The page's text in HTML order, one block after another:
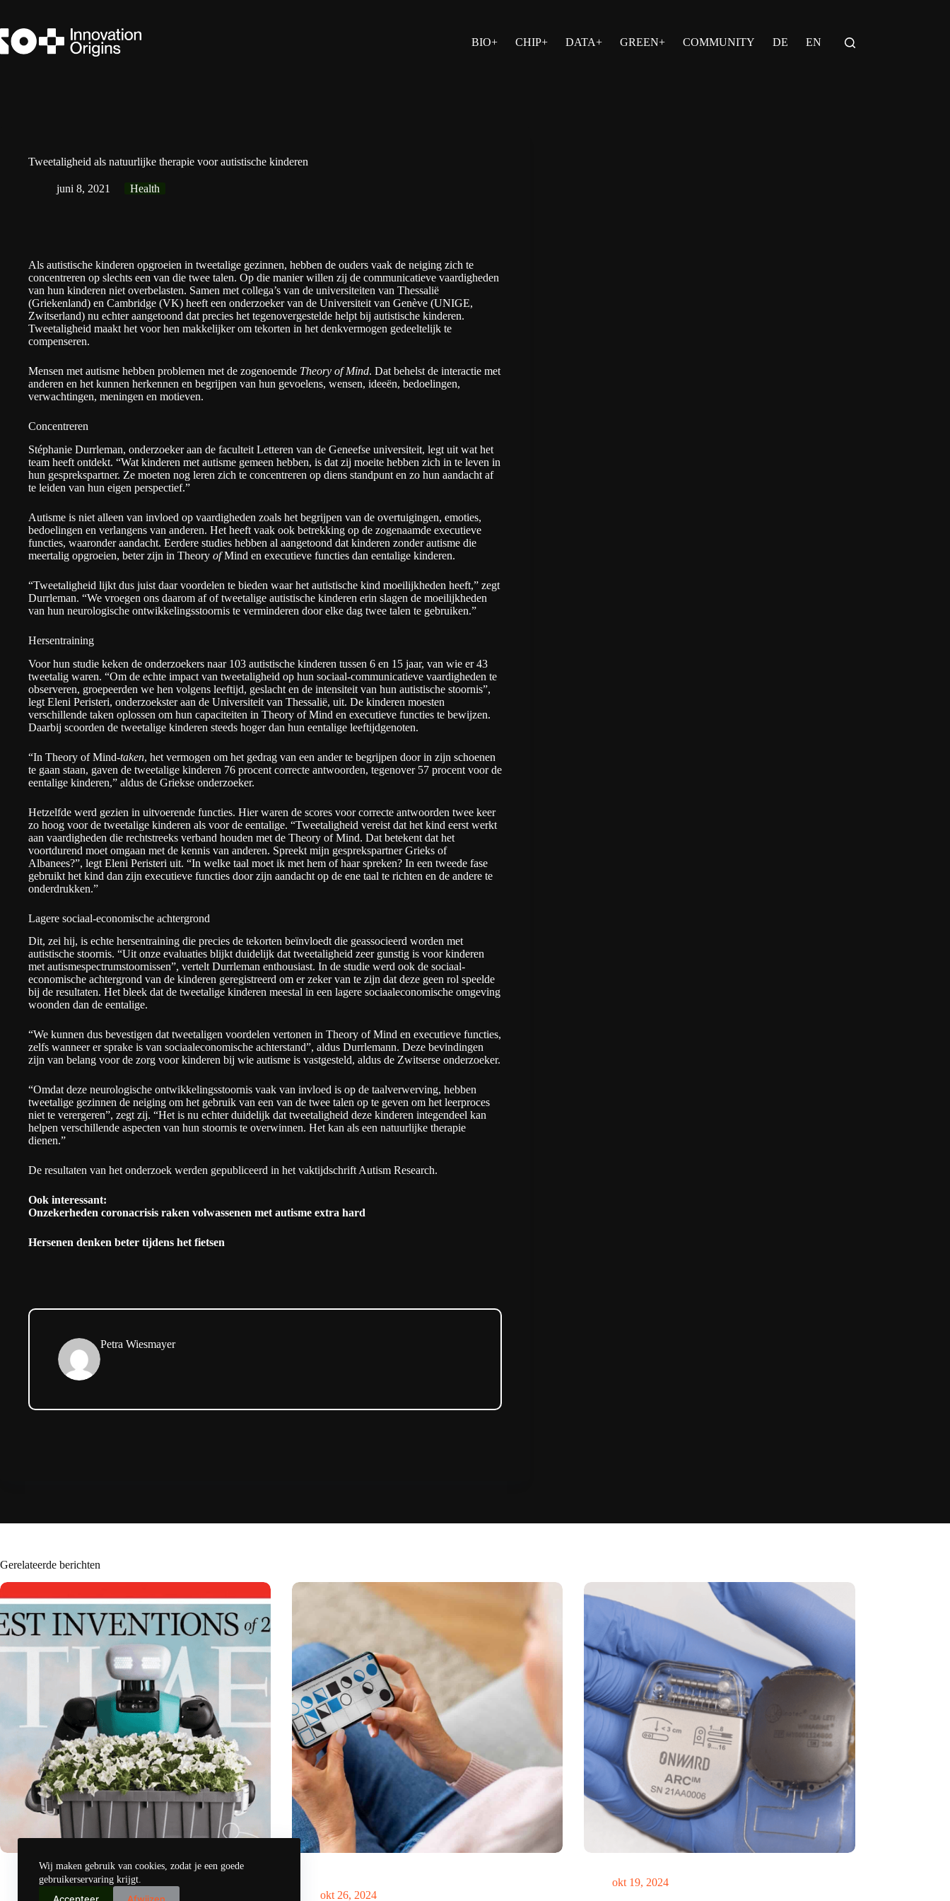
de
inhoud
Wij maken gebruik van cookies, zodat je een goede
gebruikerservaring krijgt.
Accepteer Afwijzen
BIO+ CHIP+ DATA+ GREEN+ COMMUNITY DE EN
Tweetaligheid als natuurlijke therapie voor autistische kinderen
juni 8, 2021 Health
Als autistische kinderen opgroeien in tweetalige gezinnen, hebben de ouders vaak de neiging zich te
concentreren op slechts een van die twee talen. Op die manier willen zij de communicatieve vaardigheden
van hun kinderen niet overbelasten. Samen met collega’s van de universiteiten van Thessalië
(Griekenland) en Cambridge (VK) heeft een onderzoeker van de Universiteit van Genève (UNIGE,
Zwitserland) nu echter aangetoond dat precies het tegenovergestelde helpt bij autistische kinderen.
Tweetaligheid maakt het voor hen makkelijker om tekorten in het denkvermogen gedeeltelijk te
compenseren.
Mensen met autisme hebben problemen met de zogenoemde Theory of Mind. Dat behelst de interactie met
anderen en het kunnen herkennen en begrijpen van hun gevoelens, wensen, ideeën, bedoelingen,
verwachtingen, meningen en motieven.
Concentreren
Stéphanie Durrleman, onderzoeker aan de faculteit Letteren van de Geneefse universiteit, legt uit wat het
team heeft ontdekt. “Wat kinderen met autisme gemeen hebben, is dat zij moeite hebben zich in te leven in
hun gesprekspartner. Ze moeten nog leren zich te concentreren op diens standpunt en zo hun aandacht af
te leiden van hun eigen perspectief.”
Autisme is niet alleen van invloed op vaardigheden zoals het begrijpen van de overtuigingen, emoties,
bedoelingen en verlangens van anderen. Het heeft vaak ook betrekking op de zogenaamde executieve
functies, waaronder aandacht. Eerdere studies hebben al aangetoond dat kinderen zonder autisme die
meertalig opgroeien, beter zijn in Theory ofMind en executieve functies dan eentalige kinderen.
“Tweetaligheid lijkt dus juist daar voordelen te bieden waar het autistische kind moeilijkheden heeft,” zegt
Durrleman. “We vroegen ons daarom af of tweetalige autistische kinderen erin slagen de moeilijkheden
van hun neurologische ontwikkelingsstoornis te verminderen door elke dag twee talen te gebruiken.”
Hersentraining
Voor hun studie keken de onderzoekers naar 103 autistische kinderen tussen 6 en 15 jaar, van wie er 43
tweetalig waren. “Om de echte impact van tweetaligheid op hun sociaal-communicatieve vaardigheden te
observeren, groepeerden we hen volgens leeftijd, geslacht en de intensiteit van hun autistische stoornis”,
legt Eleni Peristeri, onderzoekster aan de Universiteit van Thessalië, uit. De kinderen moesten
verschillende taken oplossen om hun capaciteiten in Theory of Mind en executieve functies te bewijzen.
Daarbij scoorden de tweetalige kinderen steeds hoger dan hun eentalige leeftijdgenoten.
“In Theory of Mind-taken, het vermogen om het gedrag van een ander te begrijpen door in zijn schoenen
te gaan staan, gaven de tweetalige kinderen 76 procent correcte antwoorden, tegenover 57 procent voor de
eentalige kinderen,” aldus de Griekse onderzoeker.
Hetzelfde werd gezien in uitvoerende functies. Hier waren de scores voor correcte antwoorden twee keer
zo hoog voor de tweetalige kinderen als voor de eentalige. “Tweetaligheid vereist dat het kind eerst werkt
aan vaardigheden die rechtstreeks verband houden met de Theory of Mind. Dat betekent dat het
voortdurend moet omgaan met de kennis van anderen. Spreekt mijn gesprekspartner Grieks of
Albanees?”, legt Eleni Peristeri uit. “In welke taal moet ik met hem of haar spreken? In een tweede fase
gebruikt het kind dan zijn executieve functies door zijn aandacht op de ene taal te richten en de andere te
onderdrukken.”
Lagere sociaal-economische achtergrond
Dit, zei hij, is echte hersentraining die precies de tekorten beïnvloedt die geassocieerd worden met
autistische stoornis. “Uit onze evaluaties blijkt duidelijk dat tweetaligheid zeer gunstig is voor kinderen
met autismespectrumstoornissen”, vertelt Durrleman enthousiast. In de studie werd ook de sociaal-
economische achtergrond van de kinderen geregistreerd om er zeker van te zijn dat deze geen rol speelde
bij de resultaten. Het bleek dat de tweetalige kinderen meestal in een lagere sociaaleconomische omgeving
woonden dan de eentalige.
“We kunnen dus bevestigen dat tweetaligen voordelen vertonen in Theory of Mind en executieve functies,
zelfs wanneer er sprake is van sociaaleconomische achterstand”, aldus Durrlemann. Deze bevindingen
zijn van belang voor de zorg voor kinderen bij wie autisme is vastgesteld, aldus de Zwitserse onderzoeker.
“Omdat deze neurologische ontwikkelingsstoornis vaak van invloed is op de taalverwerving, hebben
tweetalige gezinnen de neiging om het gebruik van een van de twee talen op te geven om het leerproces
niet te verergeren”, zegt zij. “Het is nu echter duidelijk dat tweetaligheid deze kinderen integendeel kan
helpen verschillende aspecten van hun stoornis te overwinnen. Het kan als een natuurlijke therapie
dienen.”
De resultaten van het onderzoek werden gepubliceerd in het vaktijdschrift Autism Research.
Ook interessant:
Onzekerheden coronacrisis raken volwassenen met autisme extra hard
Hersenen denken beter tijdens het fietsen
Petra Wiesmayer
Gerelateerde berichten
TIME’s Best Inventions of 2024
okt 31, 2024
okt 26, 2024
okt 19, 2024